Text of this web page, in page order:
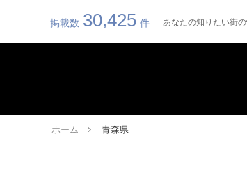
掲載数 30,425 件
ホーム 青森県